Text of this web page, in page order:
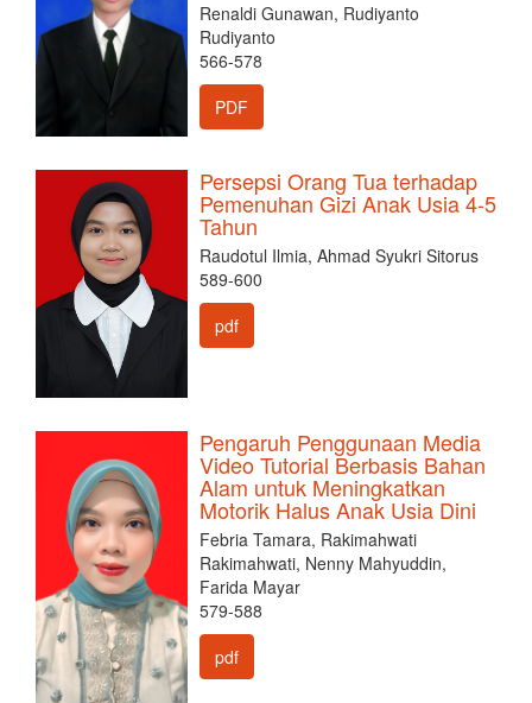
Renaldi Gunawan, Rudiyanto
Rudiyanto
566-578
PDF
Persepsi Orang Tua terhadap
Pemenuhan Gizi Anak Usia 4-5
Tahun
Raudotul Ilmia, Ahmad Syukri Sitorus
589-600
pdf
Pengaruh Penggunaan Media
Video Tutorial Berbasis Bahan
Alam untuk Meningkatkan
Motorik Halus Anak Usia Dini
Febria Tamara, Rakimahwati
Rakimahwati, Nenny Mahyuddin,
Farida Mayar
579-588
pdf